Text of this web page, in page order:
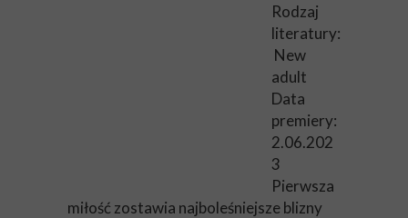
Rodzaj
literatury:
New
adult
Data
premiery:
2.06.202
3
Pierwsza
miłość zostawia najboleśniejsze blizny